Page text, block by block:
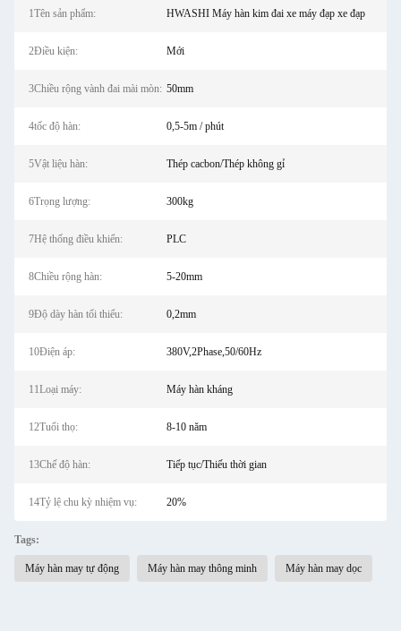
1Tên sản phẩm: HWASHI Máy hàn kim đai xe máy đạp xe đạp
2Điều kiện: Mới
3Chiều rộng vành đai mài mòn: 50mm
4tốc độ hàn: 0,5-5m / phút
5Vật liệu hàn: Thép cacbon/Thép không gỉ
6Trọng lượng: 300kg
7Hệ thống điều khiển: PLC
8Chiều rộng hàn: 5-20mm
9Độ dày hàn tối thiểu: 0,2mm
10Điện áp: 380V,2Phase,50/60Hz
11Loại máy: Máy hàn kháng
12Tuổi thọ: 8-10 năm
13Chế độ hàn: Tiếp tục/Thiếu thời gian
14Tỷ lệ chu kỳ nhiệm vụ: 20%
Tags:
Máy hàn may tự động Máy hàn may thông minh Máy hàn may dọc